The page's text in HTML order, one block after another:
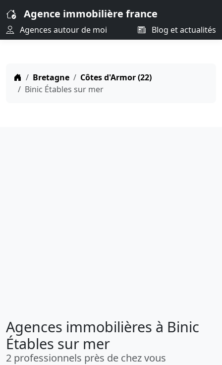
Agence immobilière france
Agences autour de moi Blog et actualités
Bretagne
Côtes d'Armor (22)
Binic Étables sur mer
Agences immobilières à Binic
Étables sur mer
2 professionnels près de chez vous